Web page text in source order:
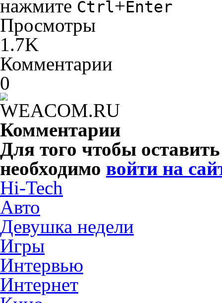
нажмите Ctrl+Enter
Просмотры
1.7K
Комментарии
0
Комментарии
Для того чтобы
необходимо войти на
Hi-Tech
Авто
Девушка недели
Игры
Интервью
Интернет